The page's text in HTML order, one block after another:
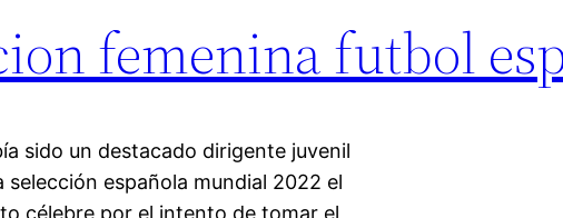
femenina futbol
sido un destacado dirigente juvenil
española mundial 2022 el